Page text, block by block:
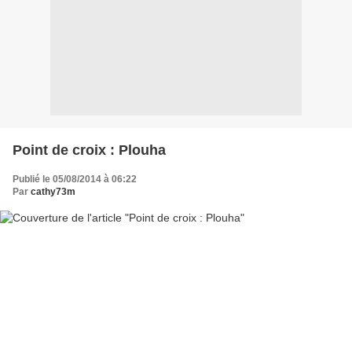
Point de croix : Plouha
Publié le 05/08/2014 à 06:22
Par cathy73m